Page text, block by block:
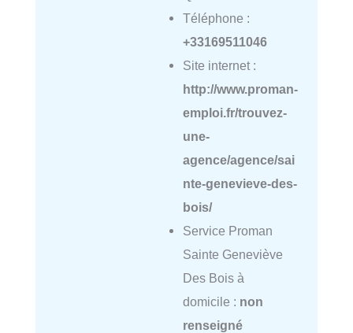
Téléphone :
+33169511046
Site internet :
http://www.proman-
emploi.fr/trouvez-
une-
agence/agence/sai
nte-genevieve-des-
bois/
Service Proman
Sainte Geneviève
Des Bois à
domicile : non
renseigné